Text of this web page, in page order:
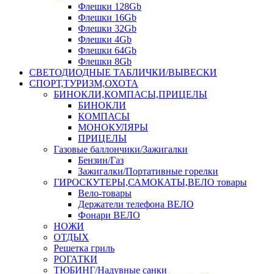
Флешки 128Gb
Флешки 16Gb
Флешки 32Gb
Флешки 4Gb
Флешки 64Gb
Флешки 8Gb
СВЕТОДИОДНЫЕ ТАБЛИЧКИ/ВЫВЕСКИ
СПОРТ,ТУРИЗМ,ОХОТА
БИНОКЛИ,КОМПАСЫ,ПРИЦЕЛЫ
БИНОКЛИ
КОМПАСЫ
МОНОКУЛЯРЫ
ПРИЦЕЛЫ
Газовые баллончики/Зажигалки
Бензин/Газ
Зажигалки/Портативные горелки
ГИРОСКУТЕРЫ,САМОКАТЫ,ВЕЛО товары
Вело-товары
Держатели телефона ВЕЛО
Фонари ВЕЛО
НОЖИ
ОТДЫХ
Решетка гриль
РОГАТКИ
ТЮБИНГ/Надувные санки